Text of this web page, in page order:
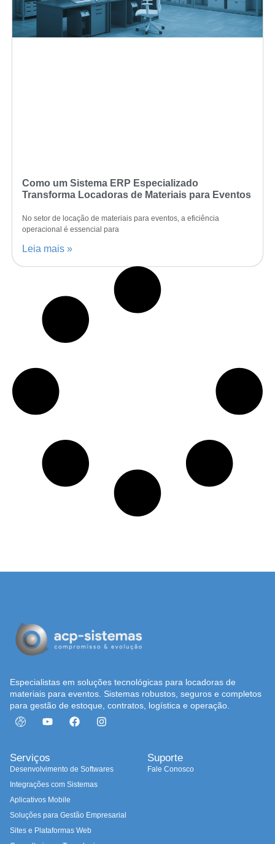
Como um Sistema ERP Especializado
Transforma Locadoras de Materiais para Eventos
No setor de locação de materiais para eventos, a eficiência
operacional é essencial para
Leia mais »
Especialistas em soluções tecnológicas para locadoras de
materiais para eventos. Sistemas robustos, seguros e completos
para gestão de estoque, contratos, logística e operação.
Serviços
Desenvolvimento de Softwares
Integrações com Sistemas
Aplicativos Mobile
Soluções para Gestão Empresarial
Sites e Plataformas Web
Suporte
Fale Conosco